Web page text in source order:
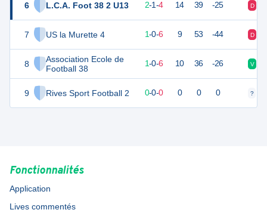
6 L.C.A. Foot 38 2 U13
7 US la Murette 4
8
Association Ecole de
Football 38
9 Rives Sport Football 2
7 7 2-1-4 14 39 -25 D
1-0-6 9 53 -44 D
3 1-0-6 10 36 -26 V
0 0 0-0-0 0 0 0 ?
Fonctionnalités
Application
Lives commentés